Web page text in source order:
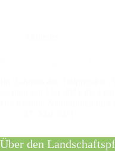
Über den